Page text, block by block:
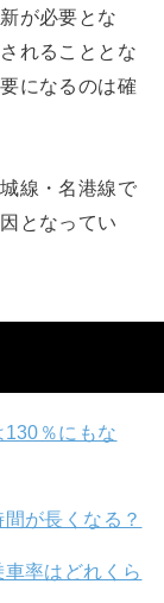
が必要とな
れることとな
になるのは確
線・名港線で
となってい
％にもな
が長くなる？
率はどれくら